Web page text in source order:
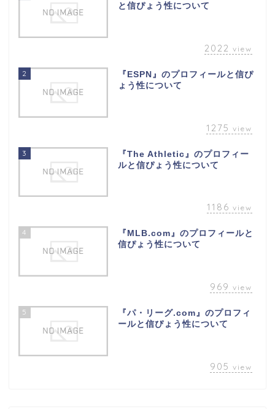
と信ぴょう性について
2022 view
2
『ESPN』のプロフィールと信ぴ
ょう性について
1275 view
3
『The Athletic』のプロフィー
ルと信ぴょう性について
1186 view
4
『MLB.com』のプロフィールと
信ぴょう性について
969 view
5
『パ・リーグ.com』のプロフィ
ールと信ぴょう性について
905 view